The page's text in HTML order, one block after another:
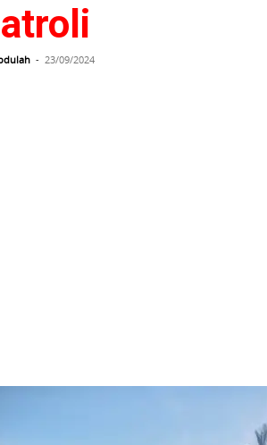
- 23/09/2024